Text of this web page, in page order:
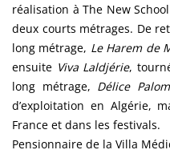
réalisation à The New
deux courts métrages. De
long métrage, Le Harem de
ensuite Viva Laldjérie,
long métrage, Délice
d’exploitation en Algérie,
France et dans les festivals.
Pensionnaire de la Villa